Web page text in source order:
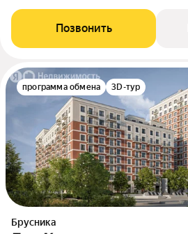
Позвонить
программа обмена 3D-тур
Брусника